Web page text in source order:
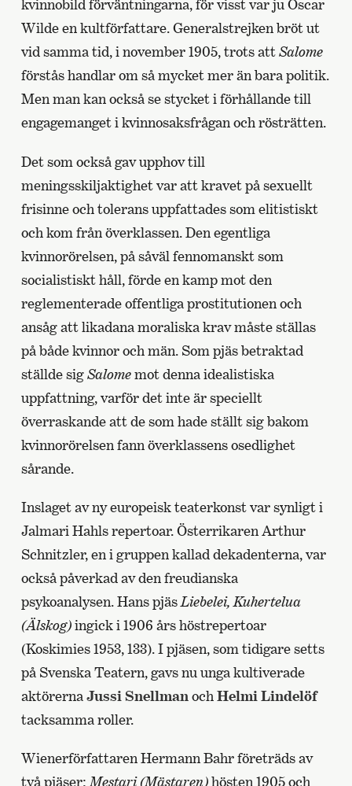
kvinnobild förväntningarna, för visst var ju Oscar
Wilde en kultförfattare. Generalstrejken bröt ut
vid samma tid, i november 1905, trots attSalome
förstås handlar om så mycket mer än bara politik.
Men man kan också se stycket i förhållande till
engagemanget i kvinnosaksfrågan och rösträtten.
Det som också gav upphov till
meningsskiljaktighet var att kravet på sexuellt
frisinne och tolerans uppfattades som elitistiskt
och kom från överklassen. Den egentliga
kvinnorörelsen, på såväl fennomanskt som
socialistiskt håll, förde en kamp mot den
reglementerade offentliga prostitutionen och
ansåg att likadana moraliska krav måste ställas
på både kvinnor och män. Som pjäs betraktad
ställde sigSalomemot denna idealistiska
uppfattning, varför det inte är speciellt
överraskande att de som hade ställt sig bakom
kvinnorörelsen fann överklassens osedlighet
sårande.
Inslaget av ny europeisk teaterkonst var synligt i
Jalmari Hahls repertoar. Österrikaren Arthur
Schnitzler, en i gruppen kallad dekadenterna, var
också påverkad av den freudianska
psykoanalysen. Hans pjäs Liebelei, Kuhertelua
(Älskog)ingick i 1906 års höstrepertoar
(Koskimies 1953, 133). I pjäsen, som tidigare setts
på Svenska Teatern, gavs nu unga kultiverade
aktörernaJussi Snellman och Helmi Lindelöf
tacksamma roller.
Wienerförfattaren Hermann Bahr företräds av
två pjäser: Mestari (Mästaren)hösten 1905 och